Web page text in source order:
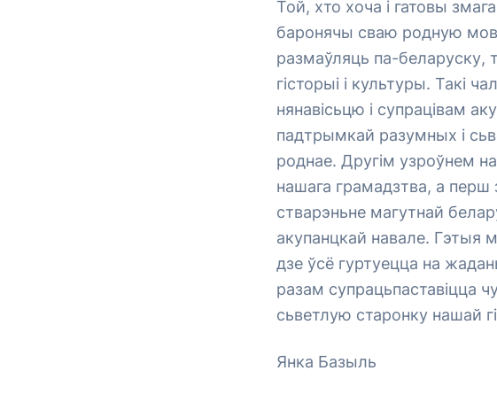
Той, хто хоча і гатовы
баронячы сваю родную
размаўляць па-беларуску,
гісторыі і культуры. Такі
нянавісьцю і супрацівам
падтрымкай разумных і
роднае. Другім узроўнем
нашага грамадзтва, а перш
стварэньне магутнай
акупанцкай навале. Гэтыя
дзе ўсё гуртуецца на
разам супрацьпаставіцца
сьветлую старонку нашай
Янка Базыль